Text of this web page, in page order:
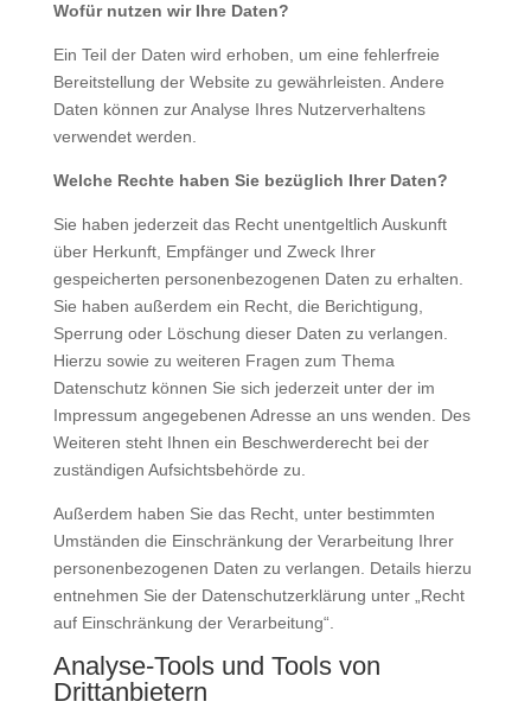
Wofür nutzen wir Ihre Daten?
Ein Teil der Daten wird erhoben, um eine fehlerfreie
Bereitstellung der Website zu gewährleisten. Andere
Daten können zur Analyse Ihres Nutzerverhaltens
verwendet werden.
Welche Rechte haben Sie bezüglich Ihrer Daten?
Sie haben jederzeit das Recht unentgeltlich Auskunft
über Herkunft, Empfänger und Zweck Ihrer
gespeicherten personenbezogenen Daten zu erhalten.
Sie haben außerdem ein Recht, die Berichtigung,
Sperrung oder Löschung dieser Daten zu verlangen.
Hierzu sowie zu weiteren Fragen zum Thema
Datenschutz können Sie sich jederzeit unter der im
Impressum angegebenen Adresse an uns wenden. Des
Weiteren steht Ihnen ein Beschwerderecht bei der
zuständigen Aufsichtsbehörde zu.
Außerdem haben Sie das Recht, unter bestimmten
Umständen die Einschränkung der Verarbeitung Ihrer
personenbezogenen Daten zu verlangen. Details hierzu
entnehmen Sie der Datenschutzerklärung unter „Recht
auf Einschränkung der Verarbeitung“.
Analyse-Tools und Tools von
Drittanbietern